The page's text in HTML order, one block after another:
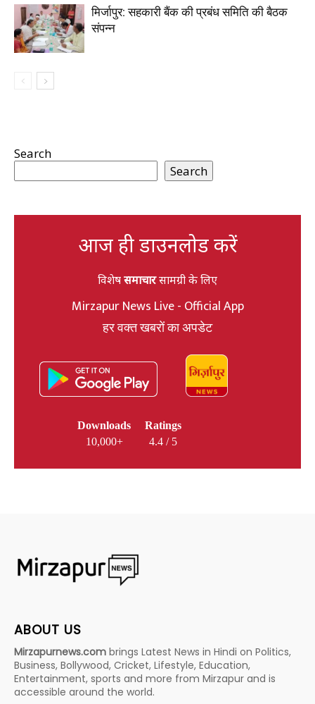
मिर्जापुर: सहकारी बैंक की प्रबंध समिति की बैठक
संपन्न
Search
Search
आज ही डाउनलोड करें
विशेषसमाचारसामग्री के लिए
Mirzapur News Live - Official App
हर वक्त खबरों का अपडेट
Downloads
10,000+
Ratings
4.4 / 5
ABOUT US
Mirzapurnews.com brings Latest News in Hindi on Politics,
Business, Bollywood, Cricket, Lifestyle, Education,
Entertainment, sports and more from Mirzapur and is
accessible around the world.